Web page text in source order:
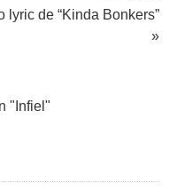
de “Kinda Bonkers”
»
"Infiel"